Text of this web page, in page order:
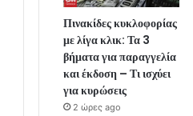
Πινακίδες κυκλοφορίας
με λίγα κλικ: Τα 3
βήματα για παραγγελία
και έκδοση – Τι ισχύει
για κυρώσεις
2 ώρες ago